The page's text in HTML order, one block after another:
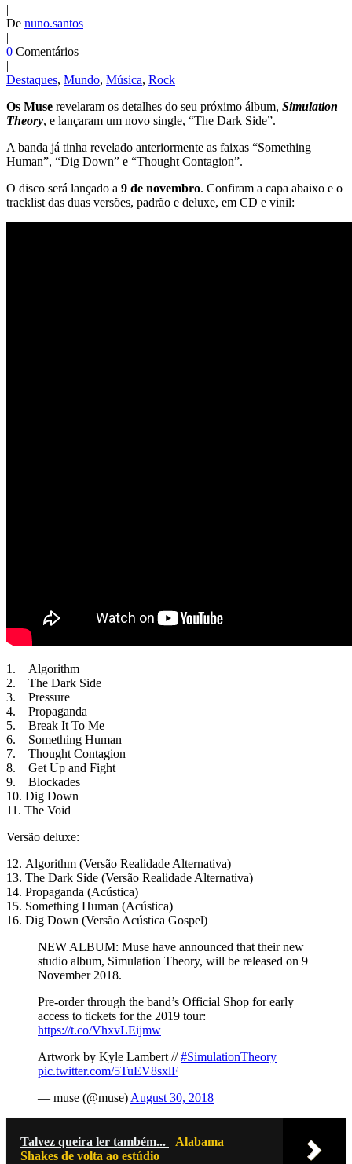
|
De nuno.santos
|
0 Comentários
|
Destaques, Mundo, Música, Rock
Os Muse revelaram os detalhes do seu próximo álbum, Simulation
Theory, e lançaram um novo single, “The Dark Side”.
A banda já tinha revelado anteriormente as faixas “Something
Human”, “Dig Down” e “Thought Contagion”.
O disco será lançado a 9 de novembro. Confiram a capa abaixo e o
tracklist das duas versões, padrão e deluxe, em CD e vinil:
1. Algorithm
2. The Dark Side
3. Pressure
4. Propaganda
5. Break It To Me
6. Something Human
7. Thought Contagion
8. Get Up and Fight
9. Blockades
10. Dig Down
11. The Void
Versão deluxe:
12. Algorithm (Versão Realidade Alternativa)
13. The Dark Side (Versão Realidade Alternativa)
14. Propaganda (Acústica)
15. Something Human (Acústica)
16. Dig Down (Versão Acústica Gospel)
NEW ALBUM: Muse have announced that their new
studio album, Simulation Theory, will be released on 9
November 2018.
Pre-order through the band’s Official Shop for early
access to tickets for the 2019 tour:
https://t.co/VhxvLEijmw
Artwork by Kyle Lambert //#SimulationTheory
pic.twitter.com/5TuEV8sxlF
— muse (@muse) August 30, 2018
Talvez queira ler também...
Alabama
Shakes de volta ao estúdio